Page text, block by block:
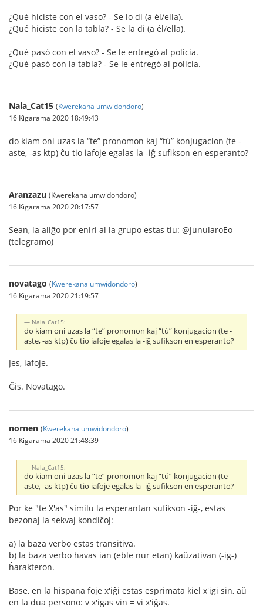
¿Qué hiciste con el vaso? - Se lo di (a él/ella).
¿Qué hiciste con la tabla? - Se la di (a él/ella).
¿Qué pasó con el vaso? - Se le entregó al policia.
¿Qué pasó con la tabla? - Se le entregó al policia.
Nala_Cat15 (Kwerekana umwidondoro)
16 Kigarama 2020 18:49:43
do kiam oni uzas la “te” pronomon kaj “tú” konjugacion (te -
aste, -as ktp) ĉu tio iafoje egalas la -iĝ sufikson en esperanto?
Aranzazu (Kwerekana umwidondoro)
16 Kigarama 2020 20:17:57
Sean, la aliĝo por eniri al la grupo estas tiu: @junularoEo
(telegramo)
novatago (Kwerekana umwidondoro)
16 Kigarama 2020 21:19:57
Nala_Cat15:
do kiam oni uzas la “te” pronomon kaj “tú” konjugacion (te -
aste, -as ktp) ĉu tio iafoje egalas la -iĝ sufikson en esperanto?
Jes, iafoje.
Ĝis. Novatago.
nornen (Kwerekana umwidondoro)
16 Kigarama 2020 21:48:39
Nala_Cat15:
do kiam oni uzas la “te” pronomon kaj “tú” konjugacion (te -
aste, -as ktp) ĉu tio iafoje egalas la -iĝ sufikson en esperanto?
Por ke "te X'as" similu la esperantan sufikson -iĝ-, estas
bezonaj la sekvaj kondiĉoj:
a) la baza verbo estas transitiva.
b) la baza verbo havas ian (eble nur etan) kaŭzativan (-ig-)
ĥarakteron.
Base, en la hispana foje x'iĝi estas esprimata kiel x'igi sin, aŭ
en la dua persono: v x'igas vin = vi x'iĝas.